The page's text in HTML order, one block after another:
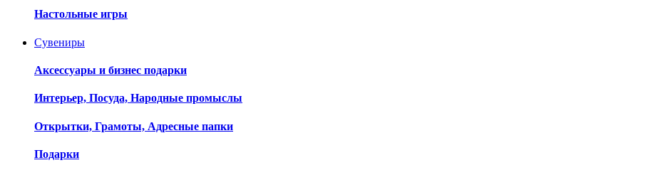
Настольные игры
Сувениры
Аксессуары и бизнес подарки
Интерьер, Посуда, Народные промыслы
Открытки, Грамоты, Адресные папки
Подарки